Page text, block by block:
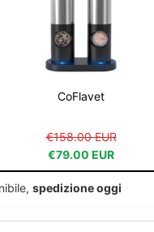
CoFlavet
€158.00 EUR
€79.00 EUR
spedizione oggi